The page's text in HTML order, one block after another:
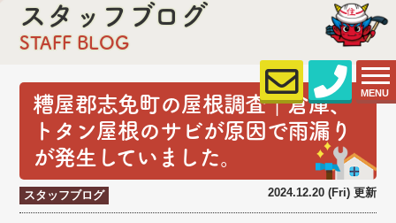
MENU
スタッフブログ
STAFF BLOG
糟屋郡志免町の屋根調査｜倉庫、
トタン屋根のサビが原因で雨漏り
が発生していました。
スタッフブログ 2024.12.20 (Fri) 更新